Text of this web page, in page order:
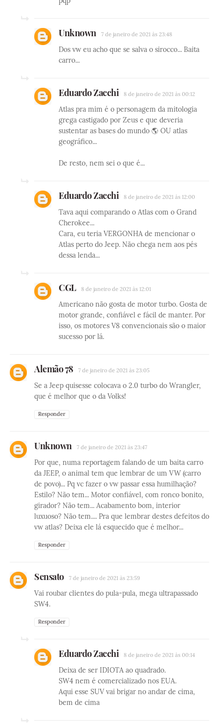
Unknown 7 de janeiro de 2021 às 23:48
Dos vw eu acho que se salva o sirocco... Baita
carro...
Eduardo Zacchi 8 de janeiro de 2021 às 00:12
Atlas pra mim é o personagem da mitologia
grega castigado por Zeus e que deveria
sustentar as bases do mundo 🌎 OU atlas
geográfico...
De resto, nem sei o que é...
Eduardo Zacchi 8 de janeiro de 2021 às 12:00
Tava aqui comparando o Atlas com o Grand
Cherokee...
Cara, eu teria VERGONHA de mencionar o
Atlas perto do Jeep. Não chega nem aos pés
dessa lenda...
CGL 8 de janeiro de 2021 às 12:01
Americano não gosta de motor turbo. Gosta de
motor grande, confiável e fácil de manter. Por
isso, os motores V8 convencionais são o maior
sucesso por lá.
Alemão 78 7 de janeiro de 2021 às 23:05
Se a Jeep quisesse colocava o 2.0 turbo do Wrangler,
que é melhor que o da Volks!
Responder
Unknown 7 de janeiro de 2021 às 23:47
Por que, numa reportagem falando de um baita carro
da JEEP, o animal tem que lembrar de um VW (carro
de povo)... Pq vc fazer o vw passar essa humilhação?
Estilo? Não tem... Motor confiável, com ronco bonito,
girador? Não tem... Acabamento bom, interior
luxuoso? Não tem.... Pra que lembrar destes defeitos do
vw atlas? Deixa ele lá esquecido que é melhor...
Responder
Sensato 7 de janeiro de 2021 às 23:59
Vai roubar clientes do pula-pula, mega ultrapassado
SW4.
Responder
Eduardo Zacchi 8 de janeiro de 2021 às 00:14
Deixa de ser IDIOTA ao quadrado.
SW4 nem é comercializado nos EUA.
Aqui esse SUV vai brigar no andar de cima,
bem de cima